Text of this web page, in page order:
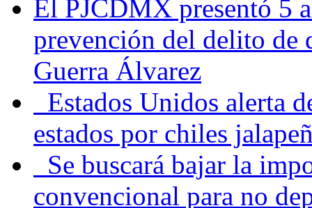
El PJCDMX presentó 5
prevención del delito de
Guerra Álvarez
Estados Unidos alerta
estados por chiles
Se buscará bajar la
convencional para no